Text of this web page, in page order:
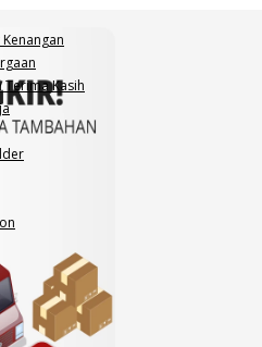
Terima Kasih